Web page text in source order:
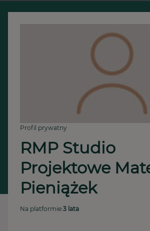
Profil prywatny
RMP Studio
Projektowe
Pieniążek
Na platformie:3 lata